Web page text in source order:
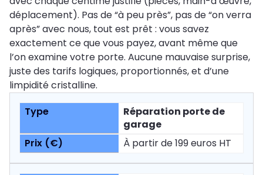
déplacement). Pas de “à peu près”, pas de “on verra
après” avec nous, tout est prêt : vous savez
exactement ce que vous payez, avant même que
l’on examine votre porte. Aucune mauvaise surprise,
juste des tarifs logiques, proportionnés, et d’une
limpidité cristalline.
Réparation porte de
garage
À partir de 199 euros HT